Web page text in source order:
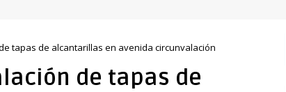
tapas de alcantarillas en avenida circunvalación
de tapas de